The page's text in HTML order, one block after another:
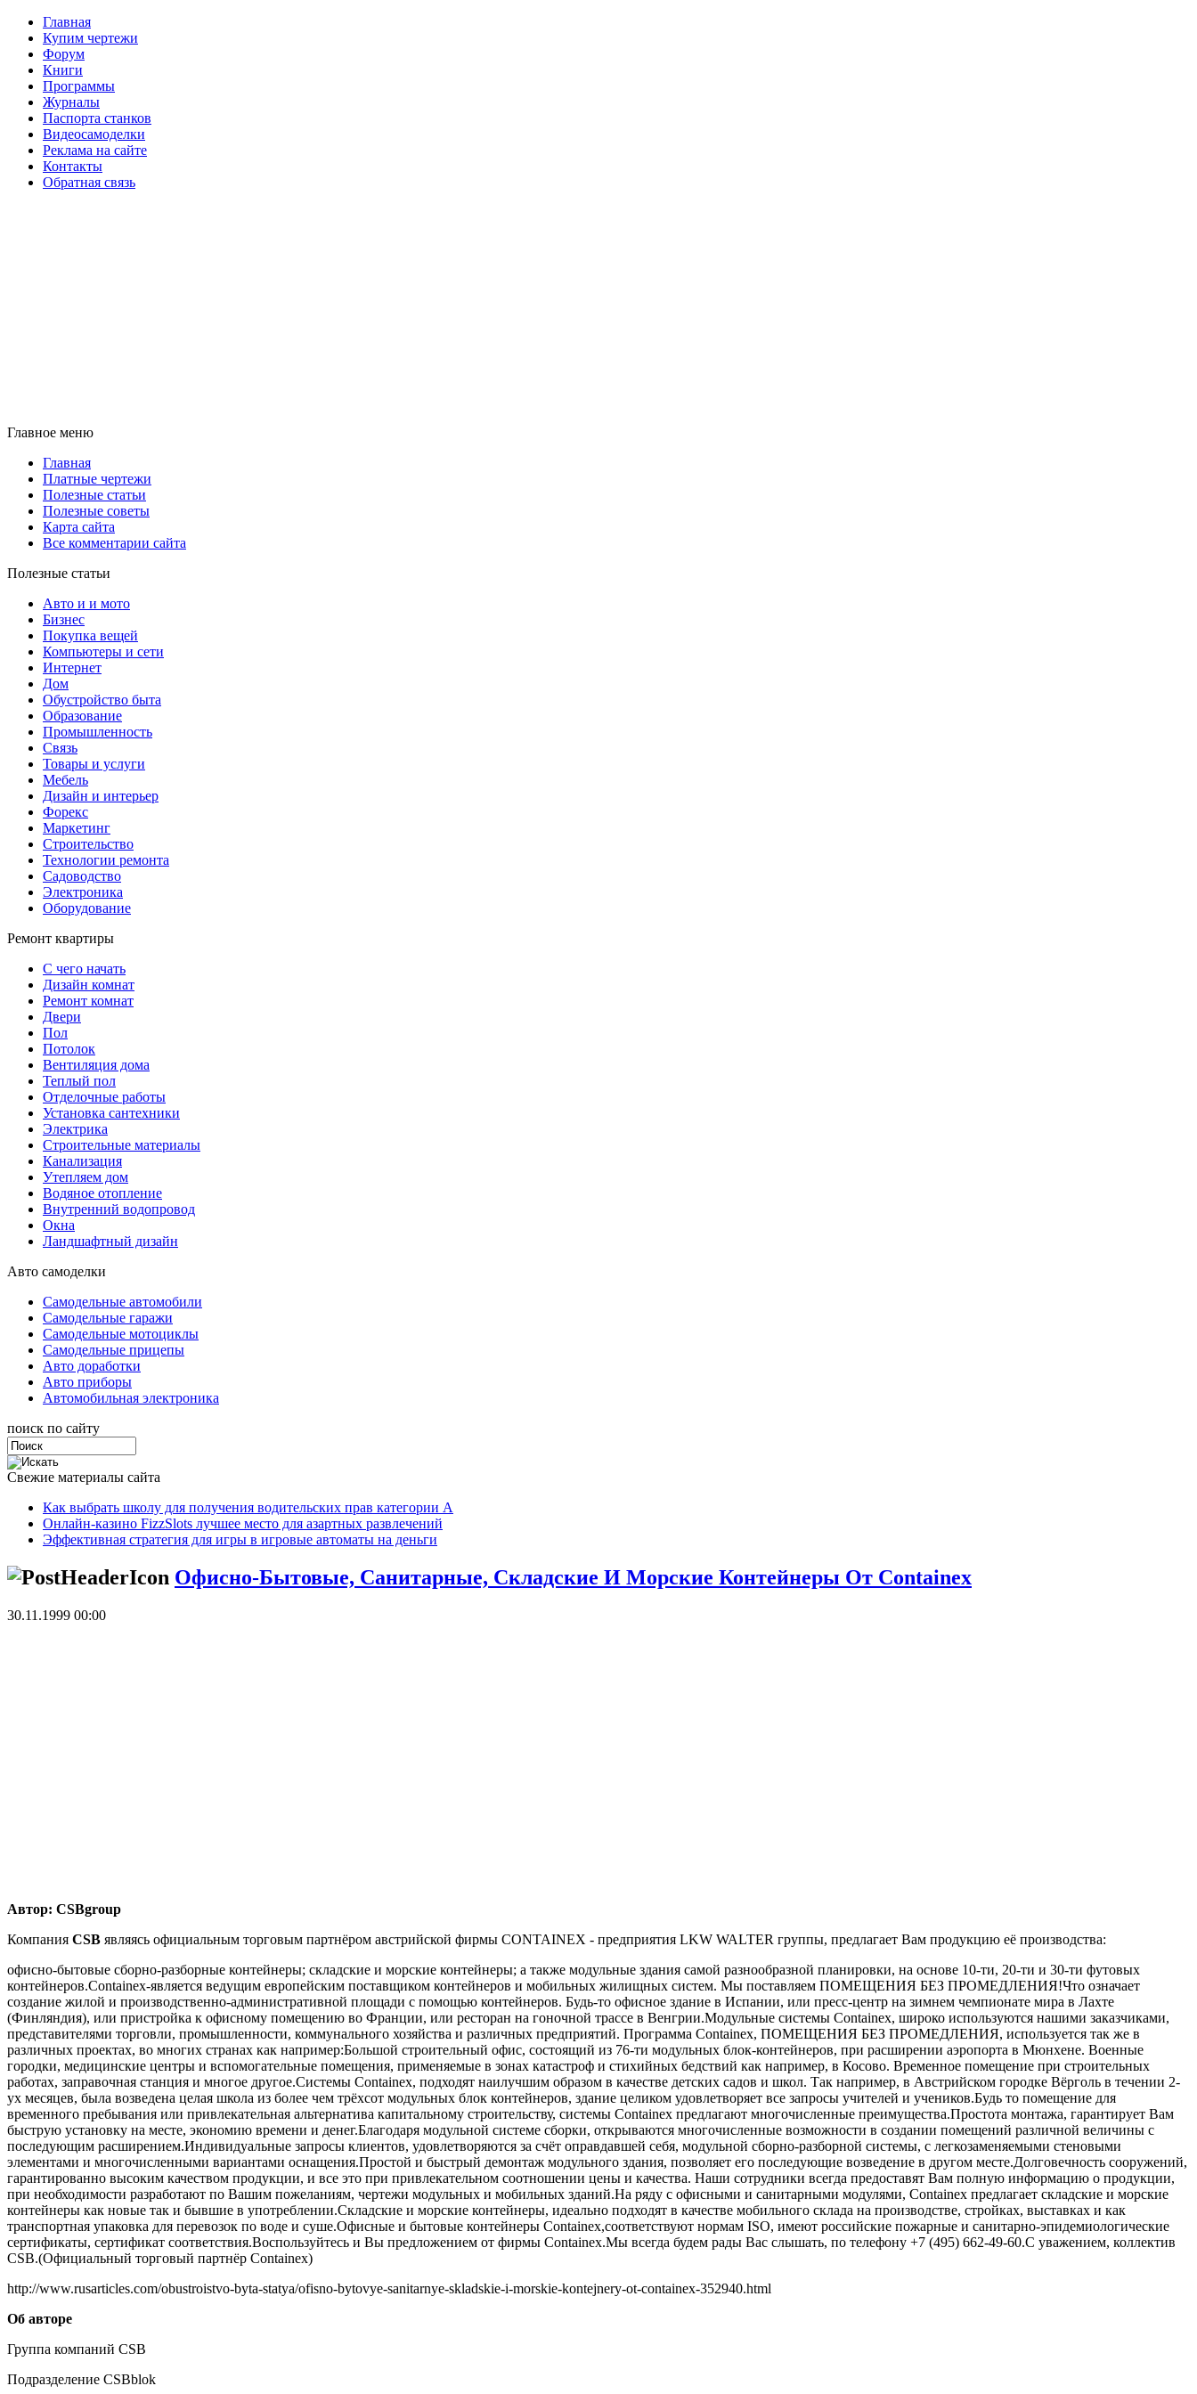
Главная
Купим чертежи
Форум
Книги
Программы
Журналы
Паспорта станков
Видеосамоделки
Реклама на сайте
Контакты
Обратная связь
Главное меню
Главная
Платные чертежи
Полезные статьи
Полезные советы
Карта сайта
Все комментарии сайта
Полезные статьи
Авто и и мото
Бизнес
Покупка вещей
Компьютеры и сети
Интернет
Дом
Обустройство быта
Образование
Промышленность
Связь
Товары и услуги
Мебель
Дизайн и интерьер
Форекс
Маркетинг
Строительство
Технологии ремонта
Садоводство
Электроника
Оборудование
Ремонт квартиры
С чего начать
Дизайн комнат
Ремонт комнат
Двери
Пол
Потолок
Вентиляция дома
Теплый пол
Отделочные работы
Установка сантехники
Электрика
Строительные материалы
Канализация
Утепляем дом
Водяное отопление
Внутренний водопровод
Окна
Ландшафтный дизайн
Авто самоделки
Самодельные автомобили
Самодельные гаражи
Самодельные мотоциклы
Самодельные прицепы
Авто доработки
Авто приборы
Автомобильная электроника
поиск по сайту
Свежие материалы сайта
Как выбрать школу для получения водительских прав категории А
Онлайн-казино FizzSlots лучшее место для азартных развлечений
Эффективная стратегия для игры в игровые автоматы на деньги
Офисно-Бытовые, Санитарные, Складские И Морские Контейнеры От Containex
30.11.1999 00:00
Автор: CSBgroup
Компания CSB являясь официальным торговым партнёром австрийской фирмы CONTAINEX - предприятия LKW WALTER группы, предлагает Вам продукцию её производства:
офисно-бытовые сборно-разборные контейнеры; складские и морские контейнеры; а также модульные здания самой разнообразной планировки, на основе 10-ти, 20-ти и 30-ти футовых
контейнеров.Containex-является ведущим европейским поставщиком контейнеров и мобильных жилищных систем. Мы поставляем ПОМЕЩЕНИЯ БЕЗ ПРОМЕДЛЕНИЯ!Что означает
создание жилой и производственно-административной площади с помощью контейнеров. Будь-то офисное здание в Испании, или пресс-центр на зимнем чемпионате мира в Лахте
(Финляндия), или пристройка к офисному помещению во Франции, или ресторан на гоночной трассе в Венгрии.Модульные системы Containex, широко используются нашими заказчиками,
представителями торговли, промышленности, коммунального хозяйства и различных предприятий. Программа Containex, ПОМЕЩЕНИЯ БЕЗ ПРОМЕДЛЕНИЯ, используется так же в
различных проектах, во многих странах как например:Большой строительный офис, состоящий из 76-ти модульных блок-контейнеров, при расширении аэропорта в Мюнхене. Военные
городки, медицинские центры и вспомогательные помещения, применяемые в зонах катастроф и стихийных бедствий как например, в Косово. Временное помещение при строительных
работах, заправочная станция и многое другое.Системы Containex, подходят наилучшим образом в качестве детских садов и школ. Так например, в Австрийском городке Вёрголь в течении 2-
ух месяцев, была возведена целая школа из более чем трёхсот модульных блок контейнеров, здание целиком удовлетворяет все запросы учителей и учеников.Будь то помещение для
временного пребывания или привлекательная альтернатива капитальному строительству, системы Containex предлагают многочисленные преимущества.Простота монтажа, гарантирует Вам
быструю установку на месте, экономию времени и денег.Благодаря модульной системе сборки, открываются многочисленные возможности в создании помещений различной величины с
последующим расширением.Индивидуальные запросы клиентов, удовлетворяются за счёт оправдавшей себя, модульной сборно-разборной системы, с легкозаменяемыми стеновыми
элементами и многочисленными вариантами оснащения.Простой и быстрый демонтаж модульного здания, позволяет его последующие возведение в другом месте.Долговечность сооружений,
гарантированно высоким качеством продукции, и все это при привлекательном соотношении цены и качества. Наши сотрудники всегда предоставят Вам полную информацию о продукции,
при необходимости разработают по Вашим пожеланиям, чертежи модульных и мобильных зданий.На ряду с офисными и санитарными модулями, Containex предлагает складские и морские
контейнеры как новые так и бывшие в употреблении.Складские и морские контейнеры, идеально подходят в качестве мобильного склада на производстве, стройках, выставках и как
транспортная упаковка для перевозок по воде и суше.Офисные и бытовые контейнеры Containex,соответствуют нормам ISO, имеют российские пожарные и санитарно-эпидемиологические
сертификаты, сертификат соответствия.Воспользуйтесь и Вы предложением от фирмы Containex.Мы всегда будем рады Вас слышать, по телефону +7 (495) 662-49-60.С уважением, коллектив
CSB.(Официальный торговый партнёр Containex)
http://www.rusarticles.com/obustroistvo-byta-statya/ofisno-bytovye-sanitarnye-skladskie-i-morskie-kontejnery-ot-containex-352940.html
Об авторе
Группа компаний CSB
Подразделение CSBblok